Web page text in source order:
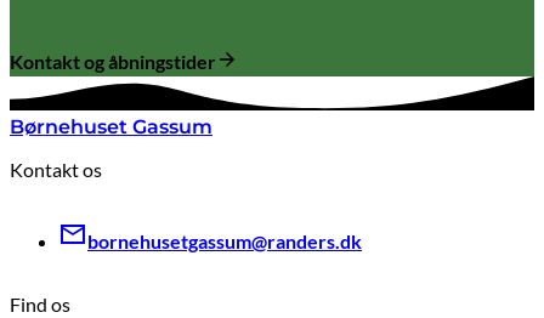
Kontakt og åbningstider
Børnehuset Gassum
Kontakt os
bornehusetgassum@randers.dk
Find os